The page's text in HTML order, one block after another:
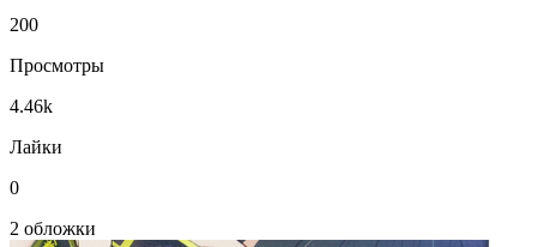
200
Просмотры
4.46k
Лайки
0
2 обложки